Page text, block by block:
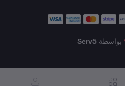
بواسطة Serv5